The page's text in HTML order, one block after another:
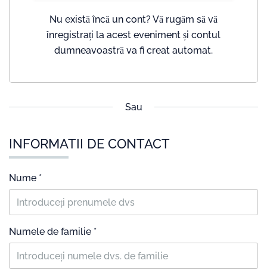
Nu există încă un cont? Vă rugăm să vă
înregistrați la acest eveniment și contul
dumneavoastră va fi creat automat.
Sau
INFORMATII DE CONTACT
Nume *
Numele de familie *